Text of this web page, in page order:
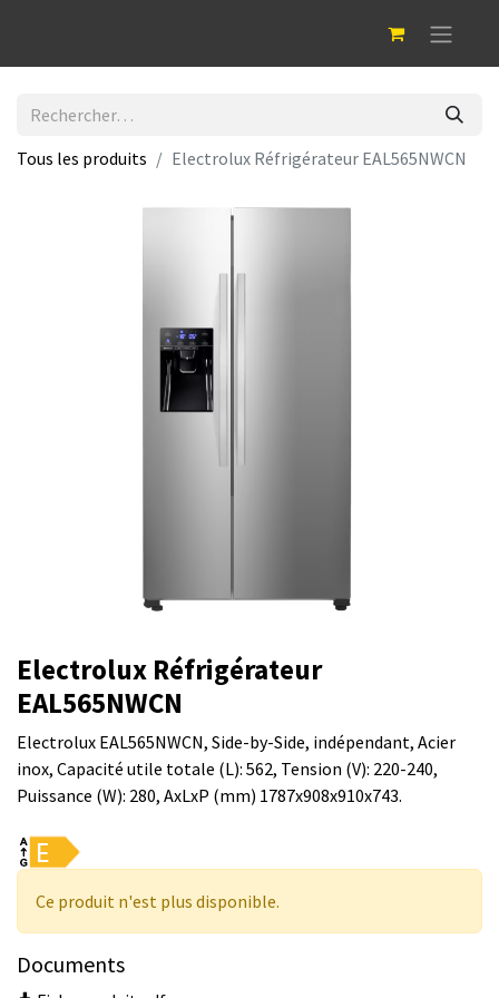
Tous les produits Electrolux Réfrigérateur EAL565NWCN
Electrolux Réfrigérateur
EAL565NWCN
Electrolux EAL565NWCN, Side-by-Side, indépendant, Acier
inox, Capacité utile totale (L): 562, Tension (V): 220-240,
Puissance (W): 280, AxLxP (mm) 1787x908x910x743.
Ce produit n'est plus disponible.
Documents